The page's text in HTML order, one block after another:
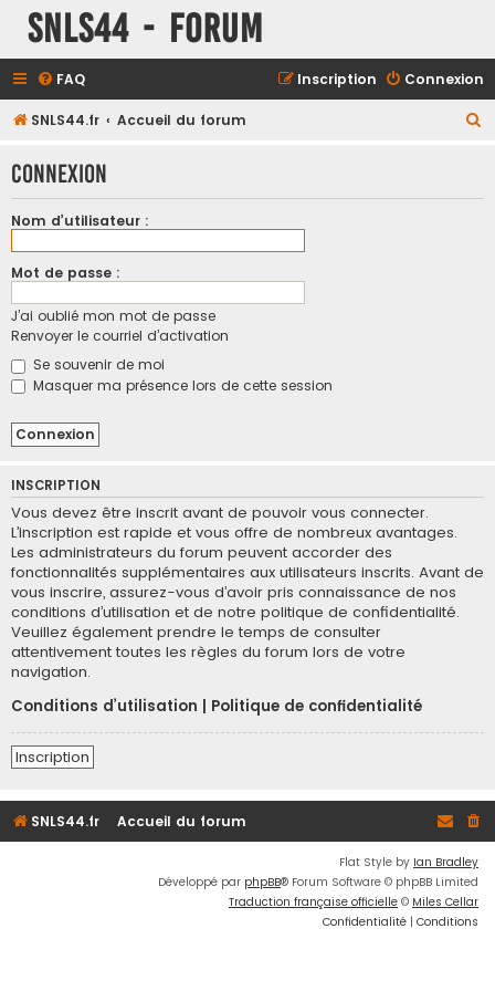
SNLS44 - Forum
FAQ Connexion
Inscription
SNLS44.fr Accueil du forum
h
Connexion
Nom d’utilisateur :
Mot de passe :
J’ai oublié mon mot de passe
Renvoyer le courriel d’activation
Se souvenir de moi
Masquer ma présence lors de cette session
INSCRIPTION
Vous devez être inscrit avant de pouvoir vous connecter.
L’inscription est rapide et vous offre de nombreux avantages.
Les administrateurs du forum peuvent accorder des
fonctionnalités supplémentaires aux utilisateurs inscrits. Avant de
vous inscrire, assurez-vous d’avoir pris connaissance de nos
conditions d’utilisation et de notre politique de confidentialité.
Veuillez également prendre le temps de consulter
attentivement toutes les règles du forum lors de votre
navigation.
Conditions d’utilisation
Politique de confidentialité
Inscription
SNLS44.fr Accueil du forum
Flat Style by Ian Bradley
Développé par phpBB® Forum Software © phpBB Limited
Traduction française officielle © Miles Cellar
Confidentialité | Conditions